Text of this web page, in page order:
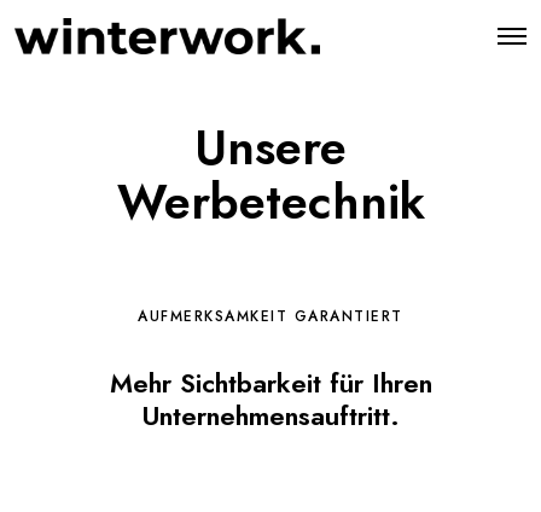
O
Unsere
Werbetechnik
AUFMERKSAMKEIT GARANTIERT
Mehr Sichtbarkeit für Ihren
Unternehmensauftritt.